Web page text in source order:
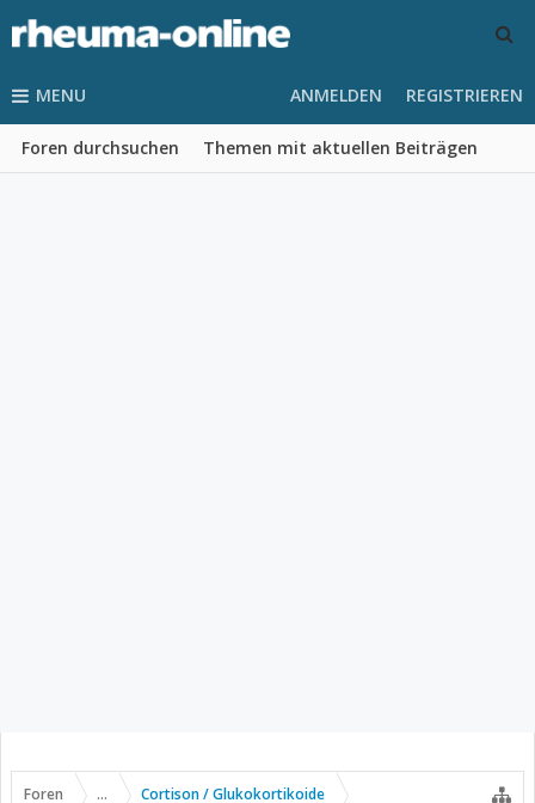
MENU
Foren durchsuchen Themen mit aktuellen Beiträgen
ANMELDEN REGISTRIEREN
Foren ... Cortison / Glukokortikoide